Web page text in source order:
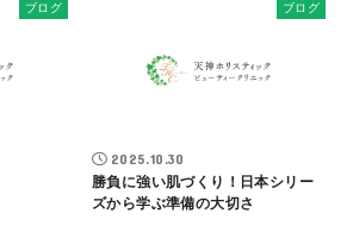
ブログ ブログ
2025.10.30
勝負に強い肌づくり！日本シリー
ズから学ぶ準備の大切さ